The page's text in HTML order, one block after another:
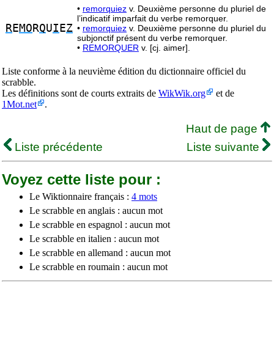
REMO RQUI EZ
• remorquiez v. Deuxième personne du pluriel de
l’indicatif imparfait du verbe remorquer.
• remorquiez v. Deuxième personne du pluriel du
subjonctif présent du verbe remorquer.
• REMORQUER v. [cj. aimer].
Liste conforme à la neuvième édition du dictionnaire officiel du
scrabble.
Les définitions sont de courts extraits de WikWik.org
et de
1Mot.net
.
Haut de page
Liste précédente
Liste suivante
Voyez cette liste pour :
Le Wiktionnaire français : 4 mots
Le scrabble en anglais : aucun mot
Le scrabble en espagnol : aucun mot
Le scrabble en italien : aucun mot
Le scrabble en allemand : aucun mot
Le scrabble en roumain : aucun mot